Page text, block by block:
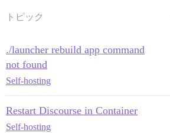
トピック
./launcher rebuild app command
not found
Self-hosting
Restart Discourse in Container
Self-hosting